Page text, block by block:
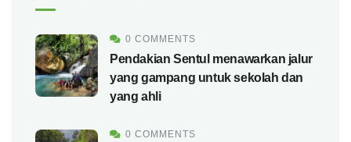
0 COMMENTS
Pendakian Sentul menawarkan jalur
yang gampang untuk sekolah dan
yang ahli
0 COMMENTS